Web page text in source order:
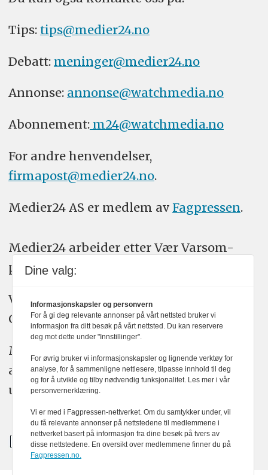
Tips: tips@medier24.no
Debatt: meninger@medier24.no
Annonse: annonse@watchmedia.no
Abonnement:m24@watchmedia.no
For andre henvendelser,
firmapost@medier24.no.
Medier24 AS er medlem av Fagpressen.
Medier24 arbeider etter Vær Varsom-
plakatens regler for god presseskikk.
Vi bruker KI-verktøy som ChatGPT,
Claude, og Gemini i journalistikken vår.
Medier24s redaksjon har alltid det fulle
ansvar for publisert innhold, med eller
uten bruk av kunstig intelligens.
Dine valg:
Informasjonskapsler og personvern
For å gi deg relevante annonser på vårt nettsted bruker vi
informasjon fra ditt besøk på vårt nettsted. Du kan reservere
deg mot dette under "Innstillinger".
For øvrig bruker vi informasjonskapsler og lignende verktøy for
analyse, for å sammenligne nettlesere, tilpasse innhold til deg
og for å utvikle og tilby nødvendig funksjonalitet. Les mer i vår
personvernerklæring.
Vi er med i Fagpressen-nettverket. Om du samtykker under, vil
du få relevante annonser på nettstedene til medlemmene i
nettverket basert på informasjon fra dine besøk på tvers av
disse nettstedene. En oversikt over medlemmene finner du på
Fagpressen.no.